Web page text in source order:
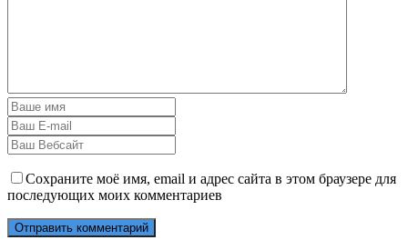
Сохраните моё имя, email и адрес сайта в этом браузере для
последующих моих комментариев